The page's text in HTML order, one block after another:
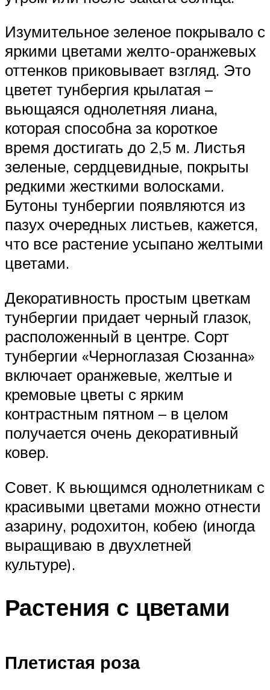
Изумительное зеленое покрывало с
яркими цветами желто-оранжевых
оттенков приковывает взгляд. Это
цветет тунбергия крылатая –
вьющаяся однолетняя лиана,
которая способна за короткое
время достигать до 2,5 м. Листья
зеленые, сердцевидные, покрыты
редкими жесткими волосками.
Бутоны тунбергии появляются из
пазух очередных листьев, кажется,
что все растение усыпано желтыми
цветами.
Декоративность простым цветкам
тунбергии придает черный глазок,
расположенный в центре. Сорт
тунбергии «Черноглазая Сюзанна»
включает оранжевые, желтые и
кремовые цветы с ярким
контрастным пятном – в целом
получается очень декоративный
ковер.
Совет. К вьющимся однолетникам с
красивыми цветами можно отнести
азарину, родохитон, кобею (иногда
выращиваю в двухлетней
культуре).
Растения с цветами
Плетистая роза